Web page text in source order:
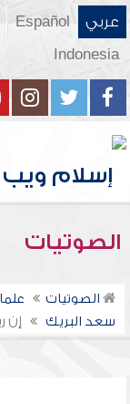
عربي Español
Indonesia
الصوتيات
الصوتيات
سعد البريك
إن